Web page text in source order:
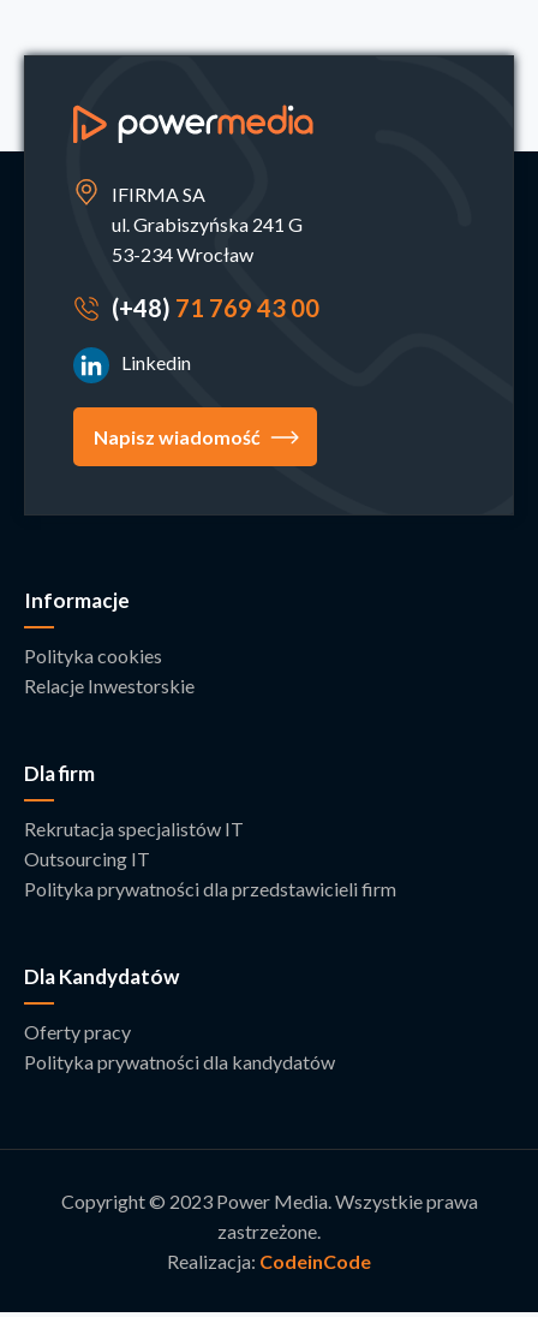
IFIRMA SA
ul. Grabiszyńska 241 G
53-234 Wrocław
(+48) 71 769 43 00
Linkedin
Napisz wiadomość
Informacje
Polityka cookies
Relacje Inwestorskie
Dla firm
Rekrutacja specjalistów IT
Outsourcing IT
Polityka prywatności dla przedstawicieli firm
Dla Kandydatów
Oferty pracy
Polityka prywatności dla kandydatów
Copyright © 2023 Power Media. Wszystkie prawa
zastrzeżone.
Realizacja: CodeinCode